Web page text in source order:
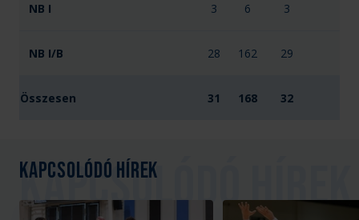
NB I 3 6 3
NB I/B 28 162 29
Összesen 31 168 32
Kapcsolódó hírek